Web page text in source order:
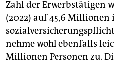
Zahl der Erwerbstätigen
(2022) auf 45,6 Millionen
nehme wohl ebenfalls
Millionen Personen zu.